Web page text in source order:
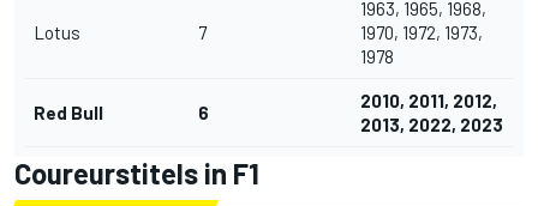
Lotus 7
1963, 1965, 1968,
1970, 1972, 1973,
1978
Red Bull 6
2010, 2011, 2012,
2013, 2022, 2023
Coureurstitels in F1